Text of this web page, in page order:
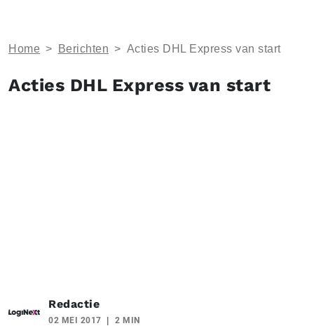
Home > Berichten > Acties DHL Express van start
Acties DHL Express van start
Redactie
02 MEI 2017 2 MIN